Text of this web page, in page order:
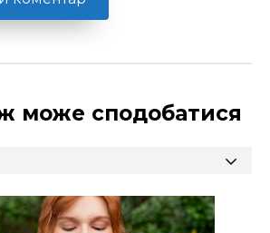
може сподобатися